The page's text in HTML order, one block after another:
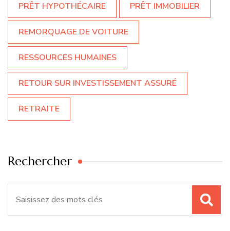
PRÊT HYPOTHÉCAIRE PRÊT IMMOBILIER
REMORQUAGE DE VOITURE
RESSOURCES HUMAINES
RETOUR SUR INVESTISSEMENT ASSURÉ
RETRAITE
Rechercher